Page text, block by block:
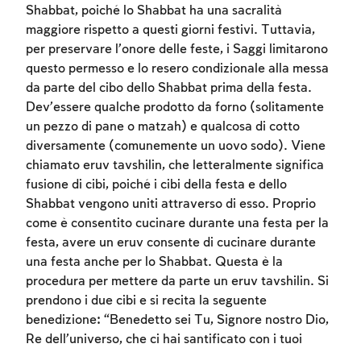
Shabbat, poiché lo Shabbat ha una sacralità
maggiore rispetto a questi giorni festivi. Tuttavia,
per preservare l’onore delle feste, i Saggi limitarono
questo permesso e lo resero condizionale alla messa
da parte del cibo dello Shabbat prima della festa.
Dev’essere qualche prodotto da forno (solitamente
un pezzo di pane o matzah) e qualcosa di cotto
diversamente (comunemente un uovo sodo). Viene
chiamato eruv tavshilin, che letteralmente significa
fusione di cibi, poiché i cibi della festa e dello
Shabbat vengono uniti attraverso di esso. Proprio
come è consentito cucinare durante una festa per la
festa, avere un eruv consente di cucinare durante
una festa anche per lo Shabbat. Questa è la
procedura per mettere da parte un eruv tavshilin. Si
prendono i due cibi e si recita la seguente
benedizione: “Benedetto sei Tu, Signore nostro Dio,
Re dell’universo, che ci hai santificato con i tuoi
Account required
To mark concepts as learned, you'll need